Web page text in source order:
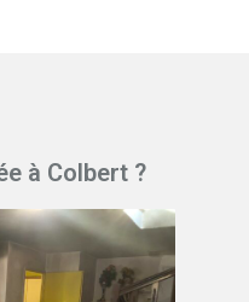
à Colbert ?